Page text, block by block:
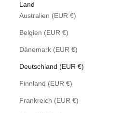
Land
Australien (EUR €)
Belgien (EUR €)
Dänemark (EUR €)
Deutschland (EUR €)
Finnland (EUR €)
Frankreich (EUR €)